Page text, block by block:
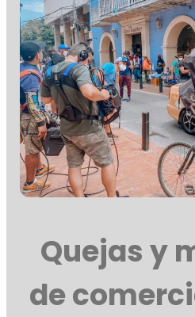
Quejas y
de